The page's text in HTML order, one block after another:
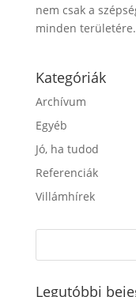
nem csak a
minden
Kategóriák
Archívum
Egyéb
Jó, ha tudod
Referenciák
Villámhírek
Legutóbbi